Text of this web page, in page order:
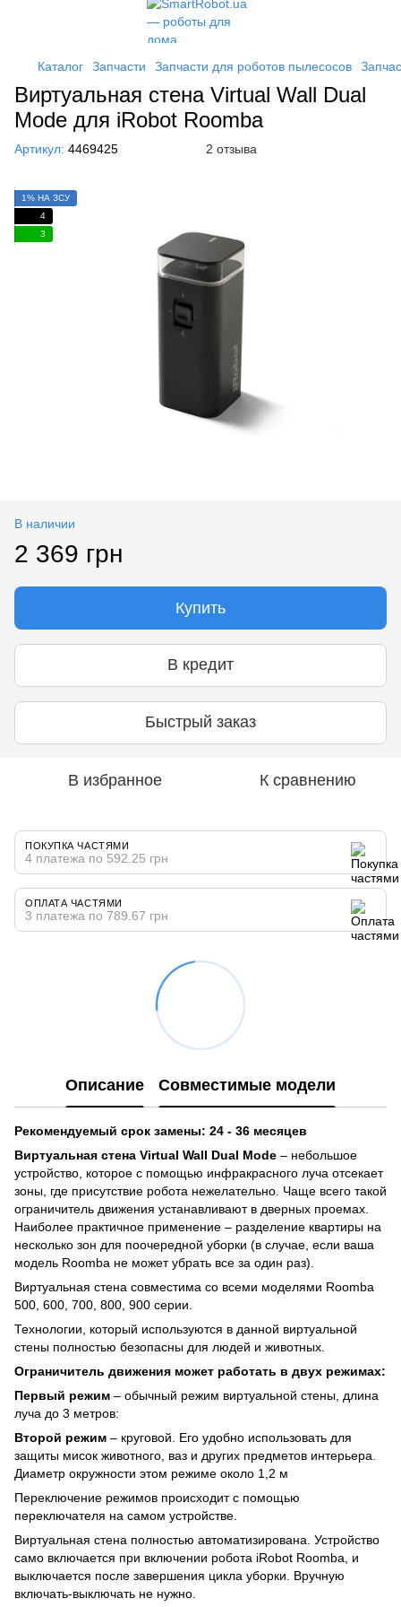
Каталог Запчасти Запчасти для роботов пылесосов
Виртуальная стена Virtual Wall Dual
Mode для iRobot Roomba
Артикул: 4469425 2 отзыва
1% НА ЗСУ
4
3
В наличии
2 369 грн
Купить
В кредит
Быстрый заказ
В избранное К сравнению
ПОКУПКА ЧАСТЯМИ
4 платежа по 592.25 грн
ОПЛАТА ЧАСТЯМИ
3 платежа по 789.67 грн
Описание Совместимые модели
Рекомендуемый срок замены: 24 - 36 месяцев
Виртуальная стена Virtual Wall Dual Mode – небольшое
устройство, которое с помощью инфракрасного луча отсекает
зоны, где присутствие робота нежелательно. Чаще всего такой
ограничитель движения устанавливают в дверных проемах.
Наиболее практичное применение – разделение квартиры на
несколько зон для поочередной уборки (в случае, если ваша
модель Roomba не может убрать все за один раз).
Виртуальная стена совместима со всеми моделями Roomba
500, 600, 700, 800, 900 серии.
Технологии, который используются в данной виртуальной
стены полностью безопасны для людей и животных.
Ограничитель движения может работать в двух режимах:
Первый режим – обычный режим виртуальной стены, длина
луча до 3 метров:
Второй режим – круговой. Его удобно использовать для
защиты мисок животного, ваз и других предметов интерьера.
Диаметр окружности этом режиме около 1,2 м
Переключение режимов происходит с помощью
переключателя на самом устройстве.
Виртуальная стена полностью автоматизирована. Устройство
само включается при включении робота iRobot Roomba, и
выключается после завершения цикла уборки. Вручную
включать-выключать не нужно.